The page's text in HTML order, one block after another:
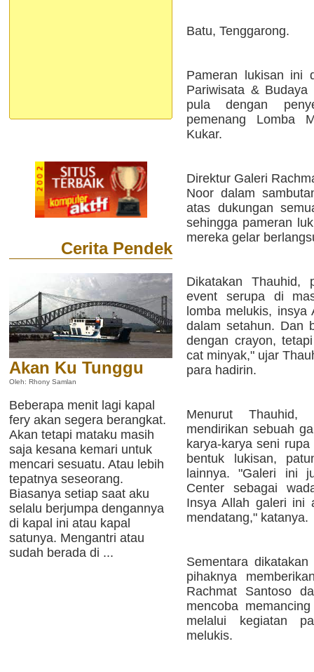
Cerita Pendek
Akan Ku Tunggu
Oleh: Rhony Samlan
Beberapa menit lagi kapal
fery akan segera berangkat.
Akan tetapi mataku masih
saja kesana kemari untuk
mencari sesuatu. Atau lebih
tepatnya seseorang.
Biasanya setiap saat aku
selalu berjumpa dengannya
di kapal ini atau kapal
satunya. Mengantri atau
sudah berada di ...
Batu, Tenggarong.
Pameran lukisan ini
Pariwisata &
pula dengan
pemenang Lomba
Kukar.
Direktur Galeri
Noor dalam
atas dukungan
sehingga pameran
mereka gelar
Dikatakan Thauhid,
event serupa di
lomba melukis,
dalam setahun. Dan
dengan crayon,
cat minyak," ujar
para hadirin.
Menurut
mendirikan sebuah
karya-karya seni
bentuk lukisan,
lainnya. "Galeri ini
Center sebagai
Insya Allah galeri ini
mendatang," katanya.
Sementara
pihaknya
Rachmat Santoso
mencoba
melalui kegiatan
melukis.